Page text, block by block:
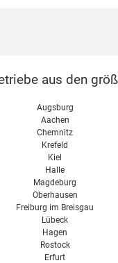
aus den
Augsburg
Aachen
Chemnitz
Krefeld
Kiel
Halle
Magdeburg
Oberhausen
Freiburg im Breisgau
Lübeck
Hagen
Rostock
Erfurt